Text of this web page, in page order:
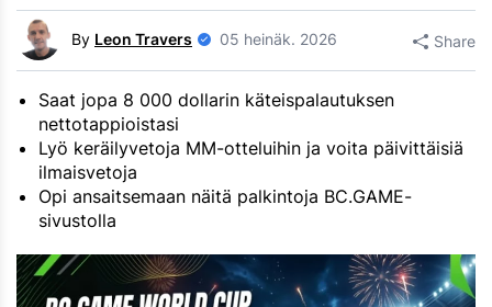
By Leon Travers 05 heinäk. 2026 Share
Saat jopa 8 000 dollarin käteispalautuksen
nettotappioistasi
Lyö keräilyvetoja MM-otteluihin ja voita päivittäisiä
ilmaisvetoja
Opi ansaitsemaan näitä palkintoja BC.GAME-
sivustolla